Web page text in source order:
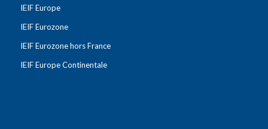
IEIF Europe
IEIF Eurozone
IEIF Eurozone hors France
IEIF Europe Continentale